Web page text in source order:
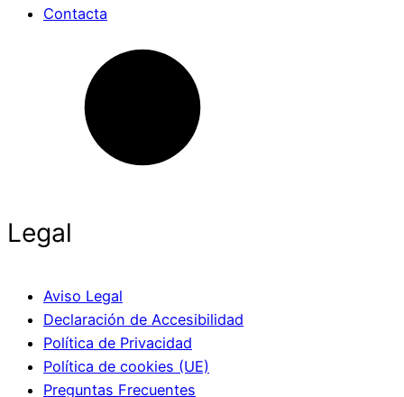
Contacta
Legal
Aviso Legal
Declaración de Accesibilidad
Política de Privacidad
Política de cookies (UE)
Preguntas Frecuentes